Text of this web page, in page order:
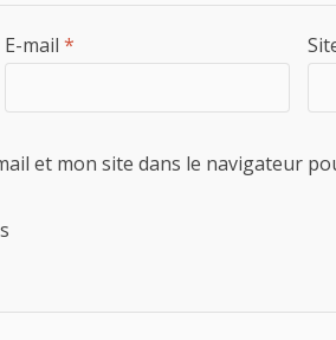
E-mail *
et mon site dans le navigateur